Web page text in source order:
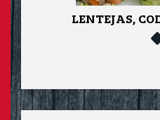
LENTEJAS,